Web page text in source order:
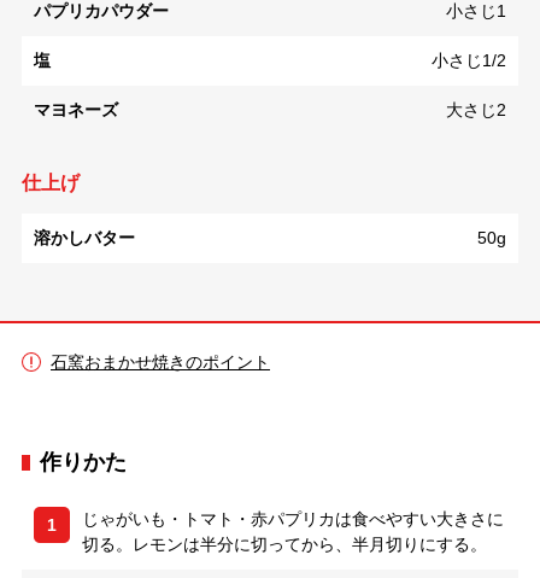
パプリカパウダー 小さじ1
塩 小さじ1/2
マヨネーズ 大さじ2
仕上げ
溶かしバター 50g
石窯おまかせ焼きのポイント
作りかた
1
じゃがいも・トマト・赤パプリカは食べやすい大きさに
切る。レモンは半分に切ってから、半月切りにする。